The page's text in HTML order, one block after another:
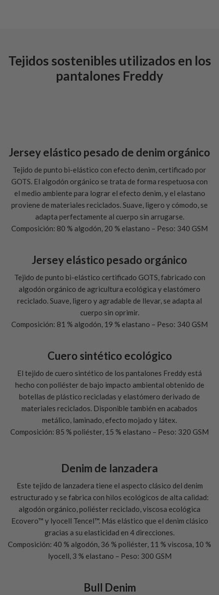
Tejidos sostenibles utilizados en los
pantalones Freddy
Jersey elástico pesado de denim orgánico
Tejido de punto bi-elástico con efecto denim, certificado por
GOTS. El algodón orgánico se trata de forma respetuosa con
el medio ambiente para lograr el efecto denim, y el elastano
proviene de materiales reciclados. Suave, ligero y cómodo, se
adapta perfectamente al cuerpo sin arrugarse.
Composición: 80 % algodón, 20 % elastano – Peso: 340 GSM
Jersey elástico pesado orgánico
Tejido de punto bi-elástico certificado GOTS, fabricado con
algodón orgánico de agricultura ecológica y elastómero
reciclado. Suave, ligero y agradable de llevar, se adapta al
cuerpo sin oprimir.
Composición: 81 % algodón, 19 % elastano – Peso: 340 GSM
Cuero sintético ecológico
El tejido de cuero sintético de los pantalones Freddy está
hecho con poliéster de bajo impacto ambiental obtenido de
botellas de plástico recicladas y elastómero derivado de
materiales reciclados. Disponible también en acabados
metálico, laminado, efecto mojado y látex.
Composición: 85 % poliéster, 15 % elastano – Peso: 320 GSM
Denim de lanzadera
Este tejido de lanzadera tiene el aspecto clásico del denim
estructurado y se fabrica con hilos ecológicos de alta calidad:
algodón orgánico, poliéster reciclado, viscosa ecológica
Ecovero™ y lyocell Tencel™. Más elástico que el denim clásico
gracias a su elasticidad en 4 direcciones.
Composición: 40 % algodón, 36 % poliéster, 11 % viscosa, 10 %
lyocell, 3 % elastano – Peso: 300 GSM
Bull Denim